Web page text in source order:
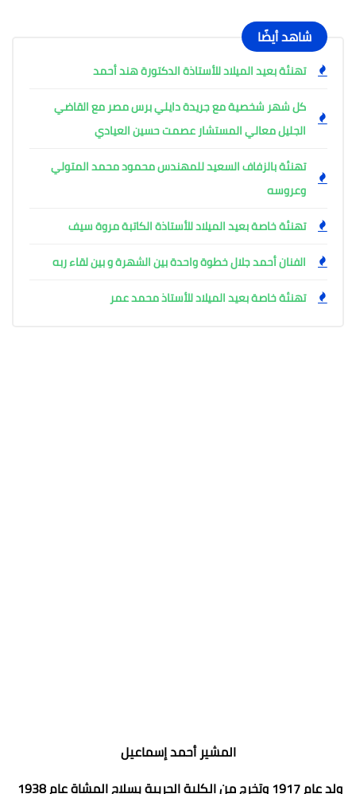
شاهد أيضًا
تهنئة بعيد الميلاد للأستاذة الدكتورة هند أحمد
كل شهر شخصية مع جريدة دايلي برس مصر مع القاضي
الجليل معالي المستشار عصمت حسين العيادي
تهنئة بالزفاف السعيد للمهندس محمود محمد المتولي
وعروسه
تهنئة خاصة بعيد الميلاد للأستاذة الكاتبة مروة سيف
الفنان أحمد جلال خطوة واحدة بين الشهرة و بين لقاء ربه
تهنئة خاصة بعيد الميلاد للأستاذ محمد عمر
المشير أحمد إسماعيل
ولد عام 1917 وتخرج من الكلية الحربية بسلاح المشاة عام 1938